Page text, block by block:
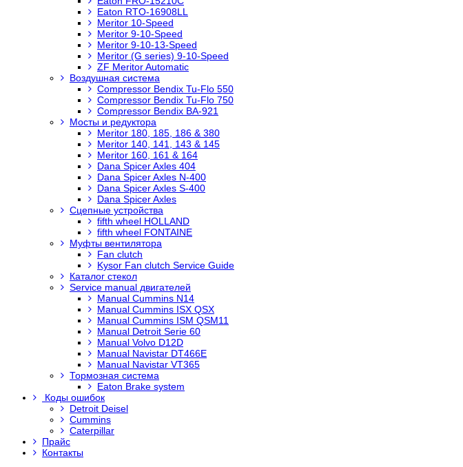
Eaton RTO-16908LL
Meritor 10-Speed
Meritor 9-10-Speed
Meritor 9-10-13-Speed
Meritor (G series) 9-10-Speed
ZF Meritor Automatic
Воздушная система
Compressor Bendix Tu-Flo 550
Compressor Bendix Tu-Flo 750
Compressor Bendix BA-921
Мосты и редуктора
Meritor 180, 185, 186 & 380
Meritor 140, 141, 143 & 145
Meritor 160, 161 & 164
Dana Spicer Axles 404
Dana Spicer Axles N-400
Dana Spicer Axles S-400
Dana Spicer Axles
Сцепные устройства
fifth wheel HOLLAND
fifth wheel FONTAINE
Муфты вентилятора
Fan clutch
Kysor Fan clutch Service Guide
Каталог стекол
Service manual двигателей
Manual Cummins N14
Manual Cummins ISX QSX
Manual Cummins ISM QSM11
Manual Detroit Serie 60
Manual Volvo D12D
Manual Navistar DT466E
Manual Navistar VT365
Тормозная система
Eaton Brake system
Коды ошибок
Detroit Deisel
Cummins
Caterpillar
Прайс
Контакты